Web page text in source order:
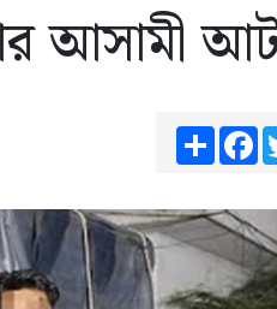
আসামী
Share